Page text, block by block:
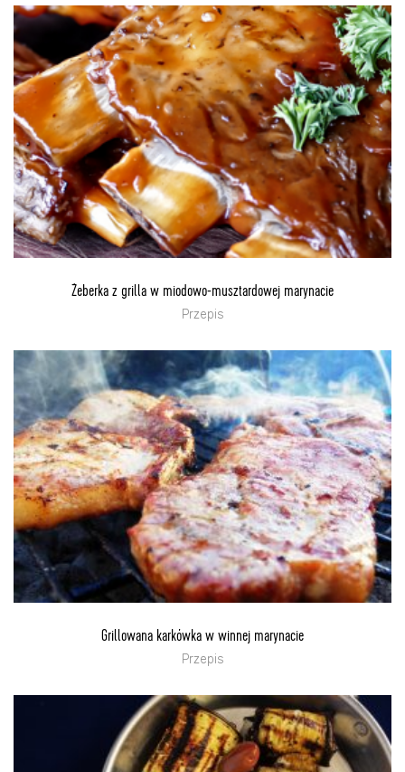
Żeberka z grilla w miodowo-musztardowej marynacie
Przepis
Grillowana karkówka w winnej marynacie
Przepis